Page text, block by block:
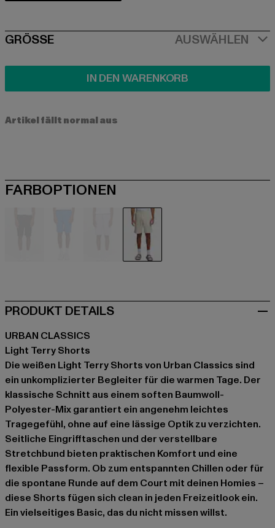
SIZE
GRÖSSE AUSWÄHLEN
IN DEN WARENKORB
Artikel fällt normal aus
FARBOPTIONEN
PRODUKT DETAILS
URBAN CLASSICS
Light Terry Shorts
Die weißen Light Terry Shorts von Urban Classics sind
ein unkomplizierter Begleiter für die warmen Tage. Der
klassische Schnitt aus einem soften Baumwoll-
Polyester-Mix garantiert ein angenehm leichtes
Tragegefühl, ohne auf eine lässige Optik zu verzichten.
Seitliche Eingrifftaschen und der verstellbare
Stretchbund bieten praktischen Komfort und eine
flexible Passform. Ob zum entspannten Chillen oder für
die spontane Runde auf dem Court mit deinen Homies –
diese Shorts fügen sich clean in jeden Freizeitlook ein.
Ein vielseitiges Basic, das du nicht missen willst.